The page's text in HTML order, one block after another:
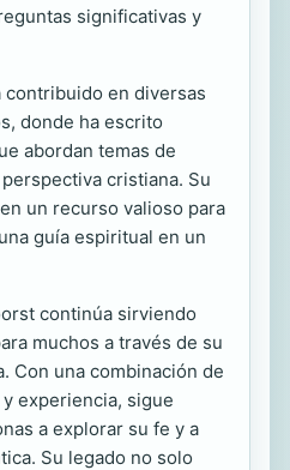
significativas y
contribuido en diversas
donde ha escrito
abordan temas de
cristiana. Su
un recurso valioso para
guía espiritual en un
continúa sirviendo
muchos a través de su
Con una combinación de
experiencia, sigue
a explorar su fe y a
Su legado no solo